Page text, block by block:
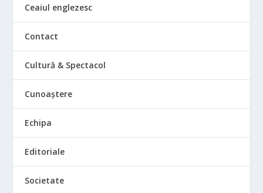
Ceaiul englezesc
Contact
Cultură & Spectacol
Cunoaștere
Echipa
Editoriale
Societate